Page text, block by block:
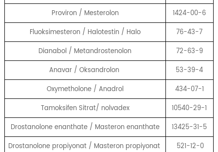
Proviron / Mesterolon
1424-00-6
Fluoksimesteron / Halotestin / Halo
76-43-7
Dianabol / Metandrostenolon
72-63-9
Anavar / Oksandrolon
53-39-4
Oxymetholone / Anadrol
434-07-1
Tamoksifen Sitrat/ nolvadex
10540-29-1
Drostanolone enanthate / Masteron enanthate
13425-31-5
Drostanolone propiyonat / Masteron propiyonat
521-12-0